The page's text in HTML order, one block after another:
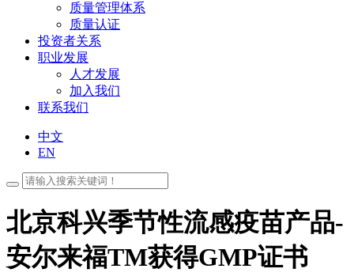
质量管理体系
质量认证
投资者关系
职业发展
人才发展
加入我们
联系我们
中文
EN
北京科兴季节性流感疫苗产品-
安尔来福TM获得GMP证书